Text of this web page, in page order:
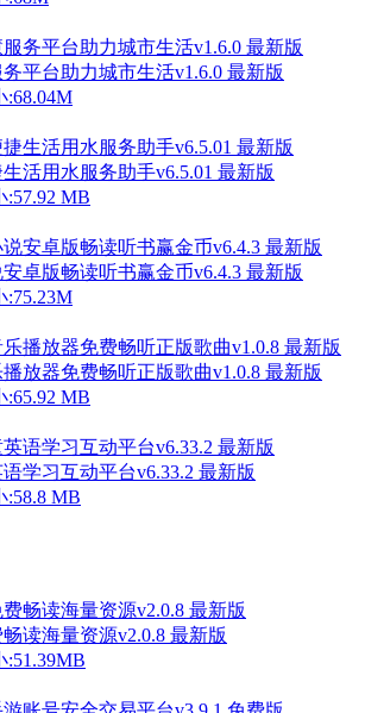
平台助力城市生活v1.6.0 最新版
:68.04M
活用水服务助手v6.5.01 最新版
:57.92 MB
卓版畅读听书赢金币v6.4.3 最新版
:75.23M
放器免费畅听正版歌曲v1.0.8 最新版
:65.92 MB
学习互动平台v6.33.2 最新版
:58.8 MB
读海量资源v2.0.8 最新版
:51.39MB